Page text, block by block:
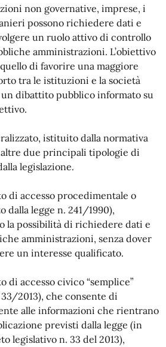
non governative, imprese, i
possono richiedere dati e
un ruolo attivo di controllo
amministrazioni. L’obiettivo
di favorire una maggiore
tra le istituzioni e la società
dibattito pubblico informato su
istituito dalla normativa
due principali tipologie di
legislazione.
di accesso procedimentale o
dalla legge n. 241/1990),
la possibilità di richiedere dati e
amministrazioni, senza dover
un interesse qualificato.
di accesso civico “semplice”
2013), che consente di
alle informazioni che rientrano
previsti dalla legge (in
legislativo n. 33 del 2013),